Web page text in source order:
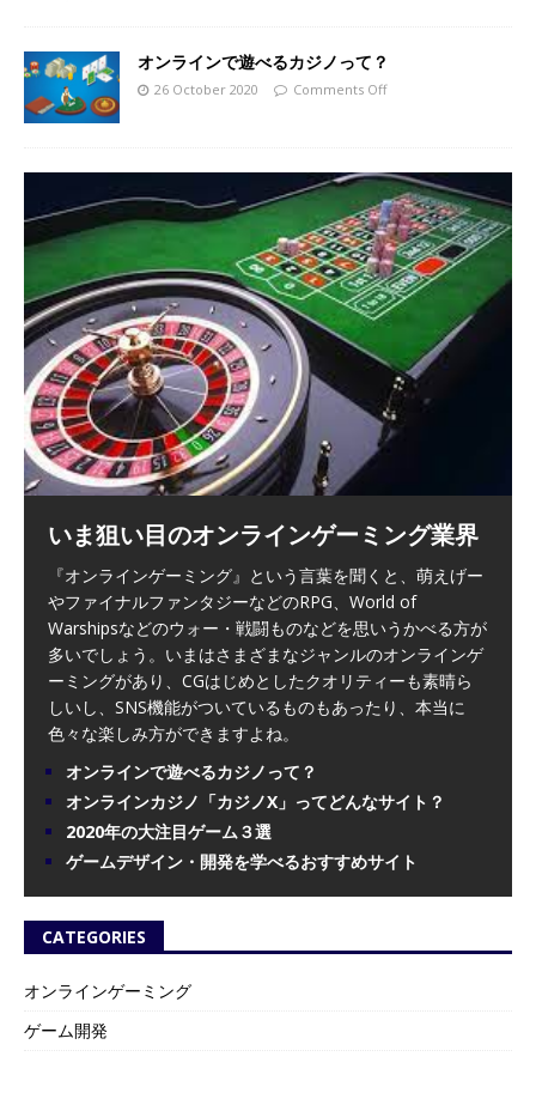
オンラインで遊べるカジノって？
26 October 2020 Comments Off
いま狙い目のオンラインゲーミング業界
『オンラインゲーミング』という言葉を聞くと、萌えげー
やファイナルファンタジーなどのRPG、World of
Warshipsなどのウォー・戦闘ものなどを思いうかべる方が
多いでしょう。いまはさまざまなジャンルのオンラインゲ
ーミングがあり、CGはじめとしたクオリティーも素晴ら
しいし、SNS機能がついているものもあったり、本当に
色々な楽しみ方ができますよね。
オンラインで遊べるカジノって？
オンラインカジノ「カジノX」ってどんなサイト？
2020年の大注目ゲーム３選
ゲームデザイン・開発を学べるおすすめサイト
CATEGORIES
オンラインゲーミング
ゲーム開発